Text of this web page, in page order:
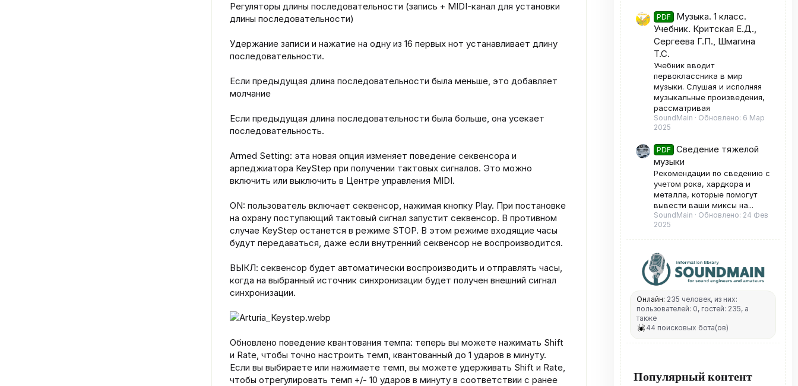
Регуляторы длины последовательности (запись + MIDI-канал для установки
длины последовательности)
Удержание записи и нажатие на одну из 16 первых нот устанавливает длину
последовательности.
Если предыдущая длина последовательности была меньше, это добавляет
молчание
Если предыдущая длина последовательности была больше, она усекает
последовательность.
Armed Setting: эта новая опция изменяет поведение секвенсора и
арпеджиатора KeyStep при получении тактовых сигналов. Это можно
включить или выключить в Центре управления MIDI.
ON: пользователь включает секвенсор, нажимая кнопку Play. При постановке
на охрану поступающий тактовый сигнал запустит секвенсор. В противном
случае KeyStep останется в режиме STOP. В этом режиме входящие часы
будут передаваться, даже если внутренний секвенсор не воспроизводится.
ВЫКЛ: секвенсор будет автоматически воспроизводить и отправлять часы,
когда на выбранный источник синхронизации будет получен внешний сигнал
синхронизации.
Обновлено поведение квантования темпа: теперь вы можете нажимать Shift
и Rate, чтобы точно настроить темп, квантованный до 1 ударов в минуту.
Если вы выбираете или нажимаете темп, вы можете удерживать Shift и Rate,
чтобы отрегулировать темп +/- 10 ударов в минуту в соответствии с ранее
PDF
Музыка. 1 класс.
Учебник. Критская Е.Д.,
Сергеева Г.П., Шмагина
Т.С.
Учебник вводит
первоклассника в мир
музыки. Слушая и исполняя
музыкальные произведения,
рассматривая
SoundMain Обновлено: 6 Мар
2025
PDF
Сведение тяжелой
музыки
Рекомендации по сведению с
учетом рока, хардкора и
металла, которые помогут
вывести ваши миксы на...
SoundMain Обновлено: 24 Фев
2025
Онлайн: 235 человек, из них:
пользователей: 0, гостей: 235, а
также
44 поисковых бота(ов)
Популярный контент